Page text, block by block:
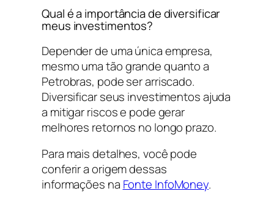
Qual é a importância de diversificar
meus investimentos?
Depender de uma única empresa,
mesmo uma tão grande quanto a
Petrobras, pode ser arriscado.
Diversificar seus investimentos ajuda
a mitigar riscos e pode gerar
melhores retornos no longo prazo.
Para mais detalhes, você pode
conferir a origem dessas
informações na Fonte InfoMoney.